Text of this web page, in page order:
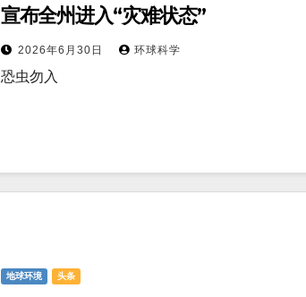
宣布全州进入“灾难状态”
2026年6月30日 环球科学
恐虫勿入
地球环境 头条